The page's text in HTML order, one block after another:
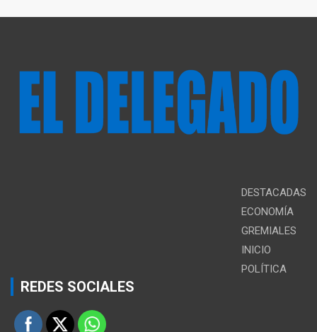
DESTACADAS
ECONOMÍA
GREMIALES
INICIO
POLÍTICA
REDES SOCIALES